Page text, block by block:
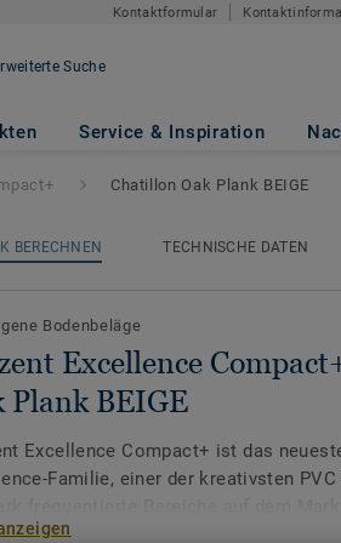
Kontaktformular
Suche
Service & Inspiration
Oak Plank
Chatillon Oak Plank BEIGE
BERECHNEN TECHNISCHE DATEN
Bodenbeläge
Excellence
Plank BEIGE
Excellence Compact+ ist das
Familie, einer der kreativsten
von Trittschall- und Druckfestigkeit.